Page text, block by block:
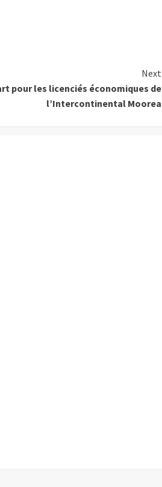
Next
pour les licenciés économiques de
l’Intercontinental Moorea